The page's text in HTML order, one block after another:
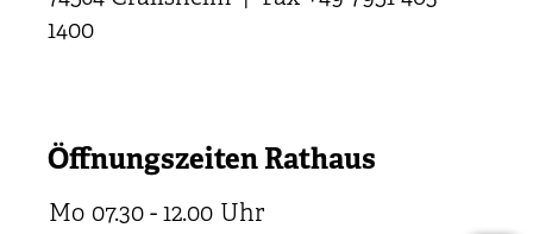
1400
Öffnungszeiten Rathaus
Mo 07.30 - 12.00 Uhr